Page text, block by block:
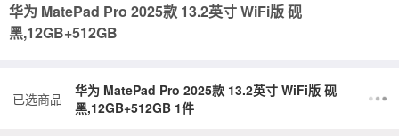
华为 MatePad Pro 2025款 13.2英寸 WiFi版 砚
黑,12GB+512GB
已选商品
华为 MatePad Pro 2025款 13.2英寸 WiFi版 砚
黑,12GB+512GB 1件